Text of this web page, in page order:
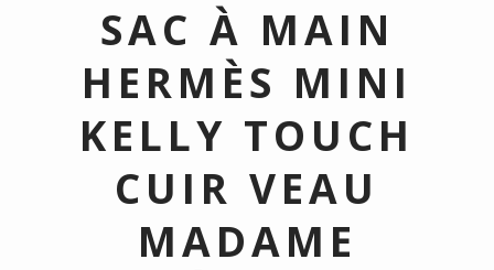
SAC À MAIN
HERMÈS MINI
KELLY TOUCH
CUIR VEAU
MADAME